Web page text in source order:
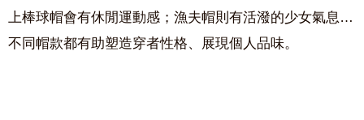
上棒球帽會有休閒運動感；漁夫帽則有活潑的少女氣息…
不同帽款都有助塑造穿者性格、展現個人品味。